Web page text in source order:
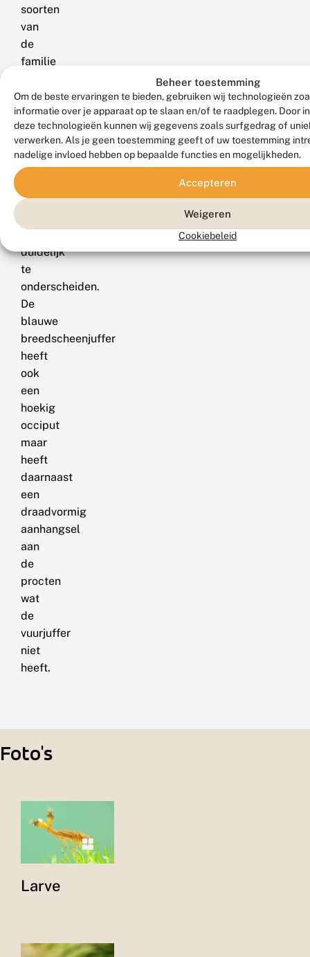
Beheer toestemming
Om de beste ervaringen te bieden, gebruiken wij technologieën
informatie over je apparaat op te slaan en/of te raadplegen. Door
deze technologieën kunnen wij gegevens zoals surfgedrag of
verwerken. Als je geen toestemming geeft of uw toestemming
nadelige invloed hebben op bepaalde functies en mogelijkheden.
Accepteren
Weigeren
Cookiebeleid
soorten
van
de
familie
de
waterjuffers
hebben
een
afgeronde
en
duidelijk
te
onderscheiden.
De
blauwe
breedscheenjuffer
heeft
ook
een
hoekig
occiput
maar
heeft
daarnaast
een
draadvormig
aanhangsel
aan
de
procten
wat
de
vuurjuffer
niet
heeft.
Foto's
Larve